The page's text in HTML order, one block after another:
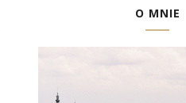
O MNIE